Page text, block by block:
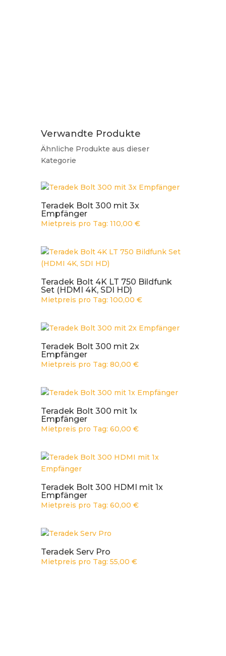
Verwandte Produkte
Ähnliche Produkte aus dieser
Kategorie
Teradek Bolt 300 mit 3x
Empfänger
Mietpreis pro Tag: 110,00 €
Teradek Bolt 4K LT 750 Bildfunk
Set (HDMI 4K, SDI HD)
Mietpreis pro Tag: 100,00 €
Teradek Bolt 300 mit 2x
Empfänger
Mietpreis pro Tag: 80,00 €
Teradek Bolt 300 mit 1x
Empfänger
Mietpreis pro Tag: 60,00 €
Teradek Bolt 300 HDMI mit 1x
Empfänger
Mietpreis pro Tag: 60,00 €
Teradek Serv Pro
Mietpreis pro Tag: 55,00 €